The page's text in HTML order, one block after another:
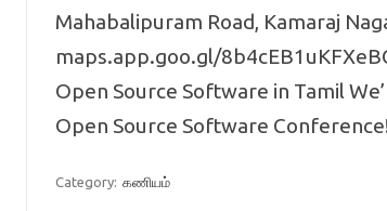
Mahabalipuram Road, Kamaraj
maps.app.goo.gl/
Open Source Software in Tamil
Open Source Software
Category: கணியம்